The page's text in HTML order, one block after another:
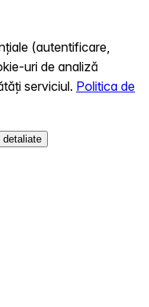
(autentificare,
uri de analiză
serviciul. Politica de
detaliate